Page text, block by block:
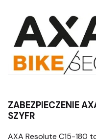
ZABEZPIECZENIE
SZYFR
AXA Resolute C15-180